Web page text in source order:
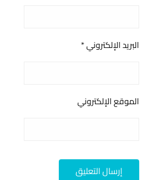
البريد الإلكتروني*
الموقع الإلكتروني